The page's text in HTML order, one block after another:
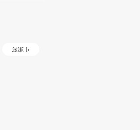
綾瀬市